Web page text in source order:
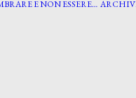
E NON ESSERE…